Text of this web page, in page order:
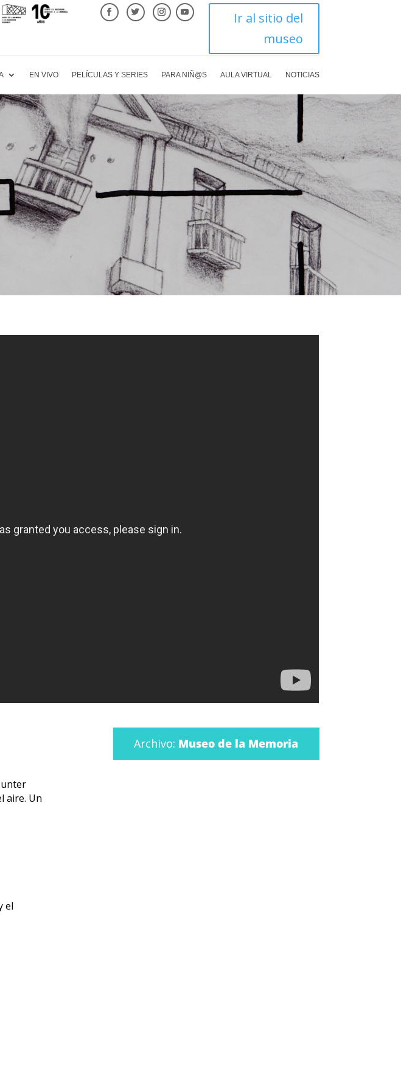
Ir al sitio del
museo
EN VIVO PELÍCULAS Y SERIES PARA NIÑ@S AULA VIRTUAL NOTICIAS
aire. Un
el
Archivo: Museo de la Memoria